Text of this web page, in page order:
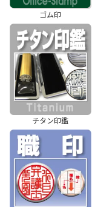
ゴム印
チタン印鑑